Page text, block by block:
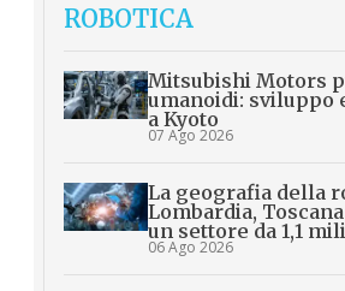
ROBOTICA
Mitsubishi Motors
umanoidi: sviluppo
a Kyoto
07 Ago 2026
La geografia della
Lombardia,
un settore da 1,1
06 Ago 2026